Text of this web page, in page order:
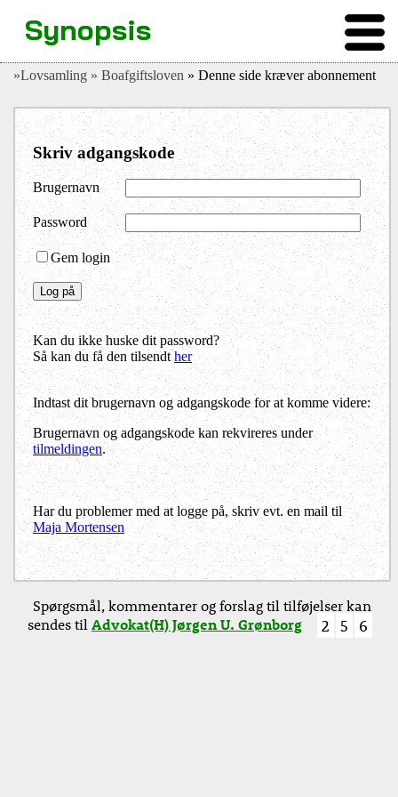
»Lovsamling » Boafgiftsloven » Denne side kræver abonnement
Skriv adgangskode
Brugernavn
Password
Gem login
Kan du ikke huske dit password?
Så kan du få den tilsendther
Indtast dit brugernavn og adgangskode for at komme videre:
Brugernavn og adgangskode kan rekvireres under
tilmeldingen.
Har du problemer med at logge på, skriv evt. en mail til
Maja Mortensen
Synopsis
Spørgsmål, kommentarer og forslag til tilføjelser kan
sendes tilAdvokat(H) Jørgen U. Grønborg 2 5 6